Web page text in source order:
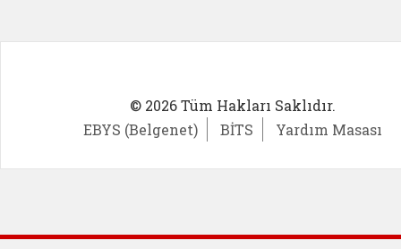
© 2026 Tüm Hakları Saklıdır.
EBYS (Belgenet)
BİTS Yardım Masası